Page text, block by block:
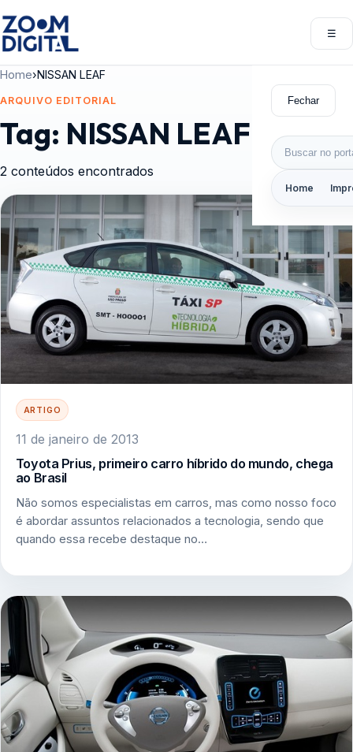
☰
Fechar
Buscar por:
Home
Home›NISSAN LEAF
ARQUIVO EDITORIAL
Tag: NISSAN LEAF
2 conteúdos encontrados
ARTIGO
11 de janeiro de 2013
Toyota Prius, primeiro carro híbrido do mundo, chega
ao Brasil
Não somos especialistas em carros, mas como nosso foco
é abordar assuntos relacionados a tecnologia, sendo que
quando essa recebe destaque no…